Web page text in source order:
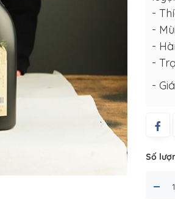
-
-
-
-
-
Số